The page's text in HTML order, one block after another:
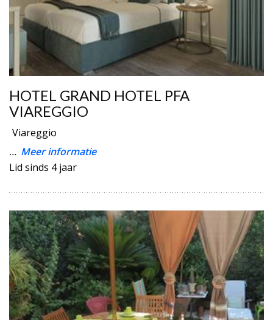
HOTEL GRAND HOTEL PFA
VIAREGGIO
Viareggio
... Meer informatie
Lid sinds 4 jaar